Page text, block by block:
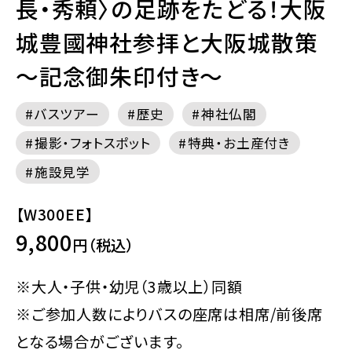
長・秀頼〉の足跡をたどる！大阪
城豊國神社参拝と大阪城散策
～記念御朱印付き～
バスツアー 歴史
神社仏閣
撮影・フォトスポット
特典・お土産付き
施設見学
【W300EE】
9,800円（税込）
※大人・子供・幼児（3歳以上）同額
※ご参加人数によりバスの座席は相席/前後席
となる場合がございます。